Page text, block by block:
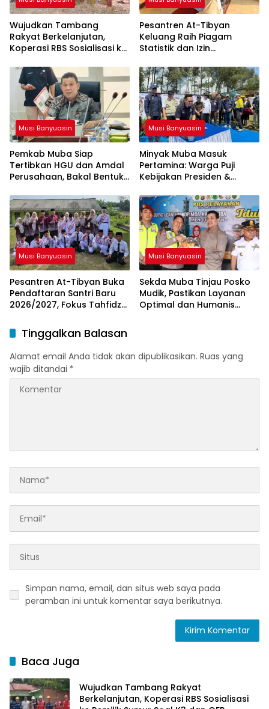
Wujudkan Tambang
Rakyat Berkelanjutan,
Koperasi RBS Sosialisasi ke
GEP
Pesantren At-Tibyan
Keluang Raih Piagam
Statistik dan Izin
Kemenag RI
Musi Banyuasin
Pemkab Muba Siap
Tertibkan HGU dan Amdal
Perusahaan, Bakal Bentuk
Musi Banyuasin
Minyak Muba Masuk
Pertamina: Warga Puji
Kebijakan Presiden &
Musi Banyuasin
Pesantren At-Tibyan Buka
Pendaftaran Santri Baru
2026/2027, Fokus Tahfidz
Musi Banyuasin
Sekda Muba Tinjau Posko
Mudik, Pastikan Layanan
Optimal dan Humanis
Tinggalkan Balasan
Alamat email Anda tidak akan dipublikasikan. Ruas yang
wajib ditandai *
Simpan nama, email, dan situs web saya pada
peramban ini untuk komentar saya berikutnya.
Baca Juga
Wujudkan Tambang Rakyat
Berkelanjutan, Koperasi RBS Sosialisasi